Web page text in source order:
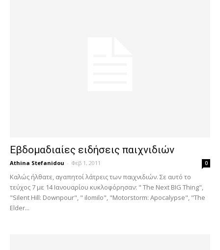
Εβδομαδιαίες ειδήσεις παιχνιδιών
Athina Stefanidou - Φεβ 1, 2011 0
Καλώς ήλθατε, αγαπητοί λάτρεις των παιχνιδιών. Σε αυτό το
τεύχος 7 με 14 Ιανουαρίου κυκλοφόρησαν: " The Next BIG Thing",
"Silent Hill: Downpour", " ilomilo", "Motorstorm: Apocalypse", "The
Elder...